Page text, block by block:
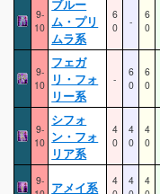
9-
10
ブルー
ム・プリ
ムラ系
6
0
-
6
0
9-
10
フェガ
リ・フォ
リー系
-
6
0
6
0
9-
10
シフォ
ン・フォ
リア系
4
0
4
0
4
0
9-
アメイ系
4
4
4